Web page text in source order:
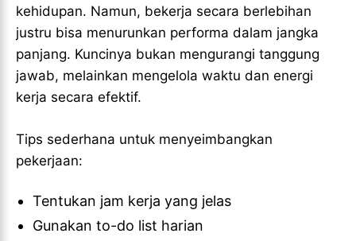
kehidupan. Namun, bekerja secara berlebihan
justru bisa menurunkan performa dalam jangka
panjang. Kuncinya bukan mengurangi tanggung
jawab, melainkan mengelola waktu dan energi
kerja secara efektif.
Tips sederhana untuk menyeimbangkan
pekerjaan:
Tentukan jam kerja yang jelas
Gunakan to-do list harian